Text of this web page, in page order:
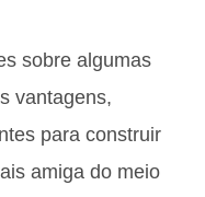
sobre algumas
vantagens,
para construir
amiga do meio